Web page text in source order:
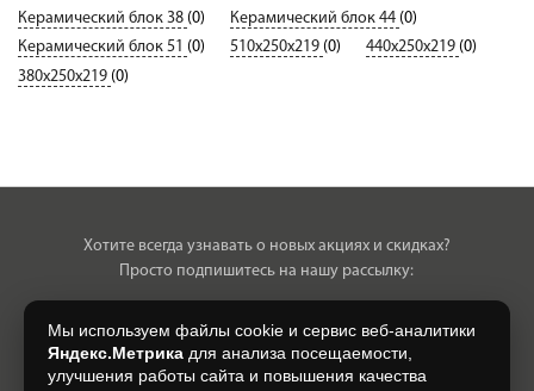
Керамический блок 38 (0) Керамический блок 44 (0)
Керамический блок 51 (0) 510х250х219 (0) 440х250х219 (0)
380х250х219 (0)
Хотите всегда узнавать о новых акциях и скидках?
Просто подпишитесь на нашу рассылку:
Нажимая на кнопку, я даю свое согласие на обработку моих
Мы используем файлы cookie и сервис веб-аналитики
Яндекс.Метрика для анализа посещаемости,
улучшения работы сайта и повышения качества